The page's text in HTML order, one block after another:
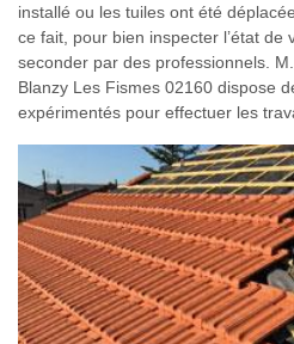
installé ou les tuiles ont été
ce fait, pour bien inspecter l’état de
seconder par des professionnels.
Blanzy Les Fismes 02160 dispose
expérimentés pour effectuer les